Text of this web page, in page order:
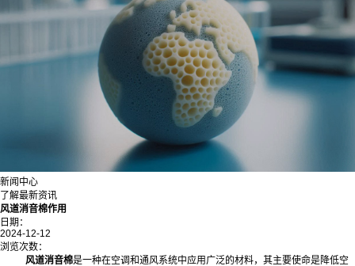
新闻中心
了解最新资讯
风道消音棉作用
日期：
2024-12-12
浏览次数：
风道消音棉是一种在空调和通风系统中应用广泛的材料，其主要使命是降低空